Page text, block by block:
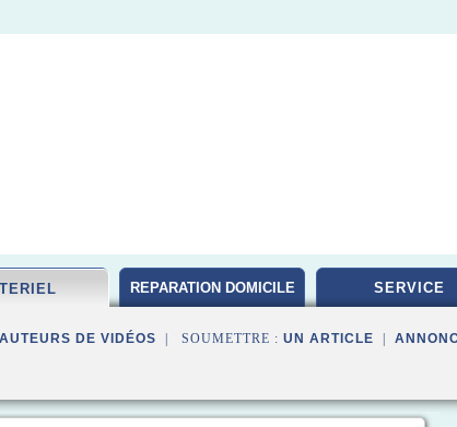
REPARATION DOMICILE SERVICE
AUTEURS DE VIDÉOS | SOUMETTRE : UN ARTICLE